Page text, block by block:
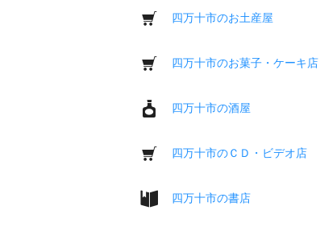
四万十市のお土産屋
四万十市のお菓子・ケーキ店
四万十市の酒屋
四万十市のＣＤ・ビデオ店
四万十市の書店